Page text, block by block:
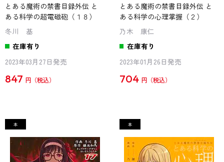
とある魔術の禁書目録外伝 と
ある科学の超電磁砲（１８）
冬川 基
在庫有り
2023年03月27日発売
847 円
とある魔術の禁書目録外伝 と
ある科学の心理掌握（２）
乃木 康仁
在庫有り
2023年01月26日発売
704 円